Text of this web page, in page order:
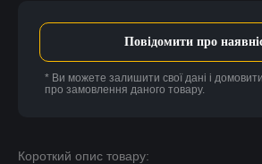
Короткий опис товару:
Повідомити про
* Ви можете залишити свої дані і
про замовлення даного товару.